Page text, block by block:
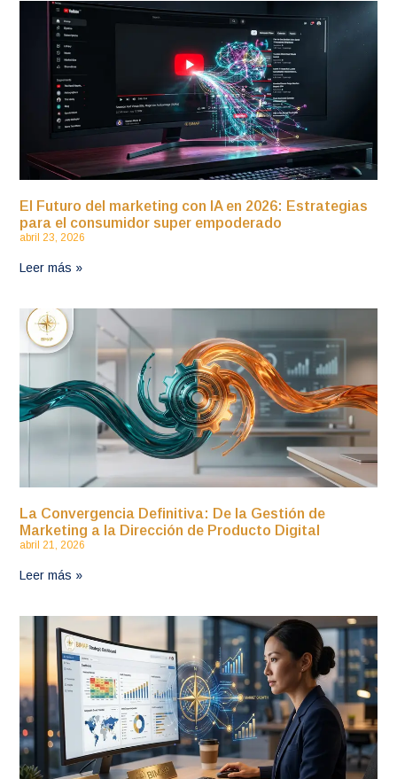
El Futuro del marketing con IA en 2026: Estrategias
para el consumidor super empoderado
abril 23, 2026
Leer más »
La Convergencia Definitiva: De la Gestión de
Marketing a la Dirección de Producto Digital
abril 21, 2026
Leer más »